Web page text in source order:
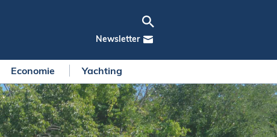
Newsletter
Economie Yachting